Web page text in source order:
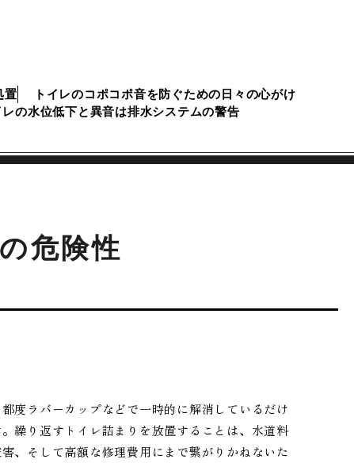
置
トイレのコポコポ音を防ぐための日々の心がけ
レの水位低下と異音は排水システムの警告
危険性
度ラバーカップなどで一時的に解消しているだけ
繰り返すトイレ詰まりを放置することは、水道料
、そして高額な修理費用にまで繋がりかねないた